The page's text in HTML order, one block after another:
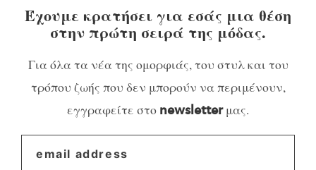
Έχουμε κρατήσει για εσάς μια θέση
στην πρώτη σειρά της μόδας.
Για όλα τα νέα της ομορφιάς, του στυλ και του
τρόπου ζωής που δεν μπορούν να περιμένουν,
εγγραφείτε στο newsletterμας.